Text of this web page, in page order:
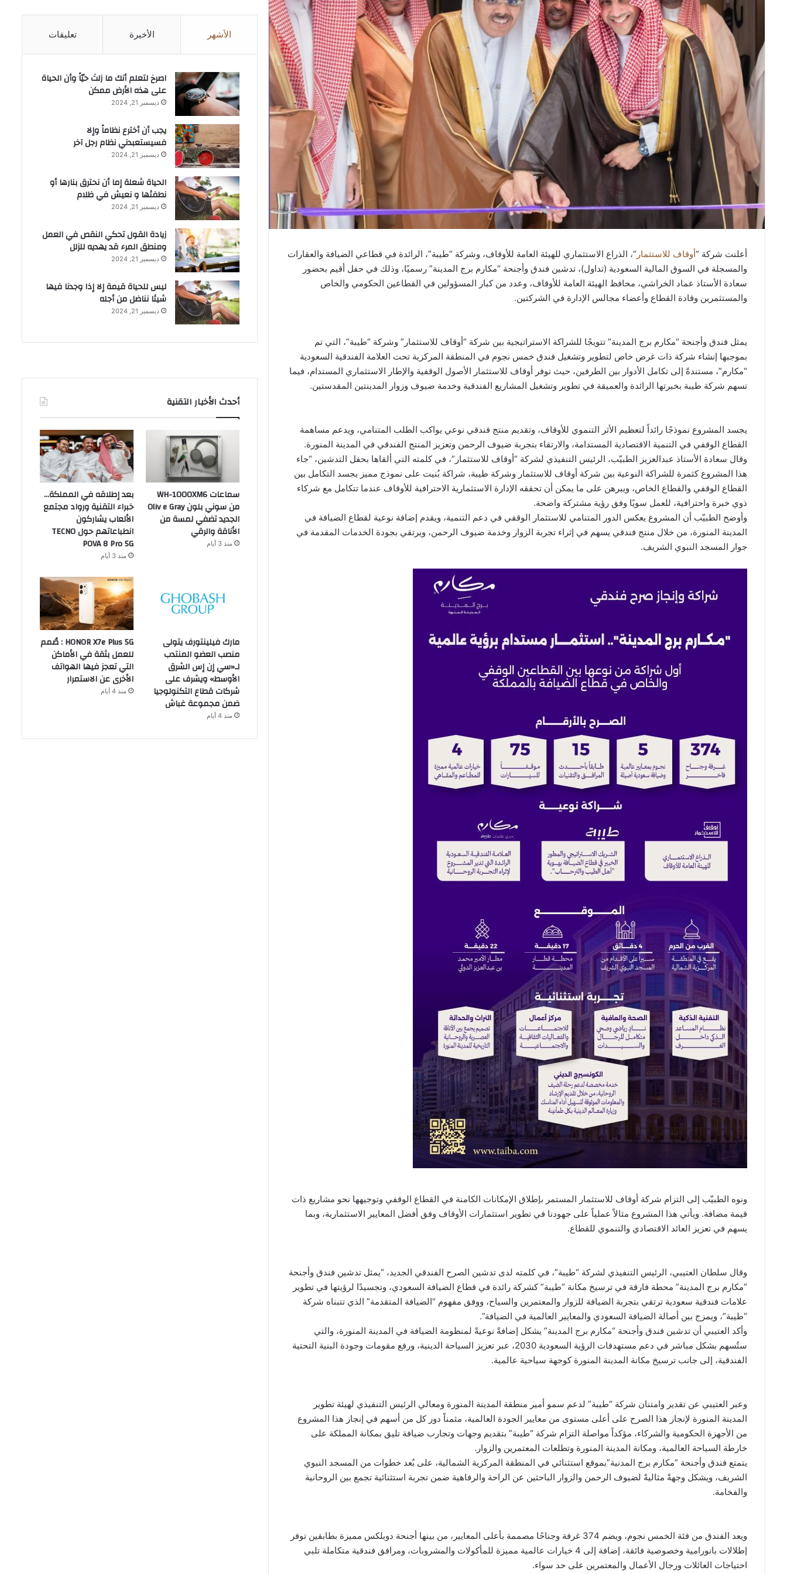
أعلنت شركة “أوقاف للاستثمار “، الذراع الاستثماري للهيئة العامة للأوقاف، وشركة “طيبة”، الرائدة في قطاعي الضيافة والعقارات
والمسجلة في السوق المالية السعودية (تداول)، تدشين فندق وأجنحة “مكارم برج المدينة” رسميًا، وذلك في حفل أقيم بحضور
سعادة الأستاذ عماد الخراشي، محافظ الهيئة العامة للأوقاف، وعدد من كبار المسؤولين في القطاعين الحكومي والخاص
والمستثمرين وقادة القطاع وأعضاء مجالس الإدارة في الشركتين.
يمثل فندق وأجنحة “مكارم برج المدينة” تتويجًا للشراكة الاستراتيجية بين شركة “أوقاف للاستثمار” وشركة “طيبة”، التي تم
بموجبها إنشاء شركة ذات غرض خاص لتطوير وتشغيل فندق خمس نجوم في المنطقة المركزية تحت العلامة الفندقية السعودية
“مكارم”، مستندةً إلى تكامل الأدوار بين الطرفين، حيث توفر أوقاف للاستثمار الأصول الوقفية والإطار الاستثماري المستدام، فيما
تسهم شركة طيبة بخبرتها الرائدة والعميقة في تطوير وتشغيل المشاريع الفندقية وخدمة ضيوف وزوار المدينتين المقدستين.
يجسد المشروع نموذجًا رائداً لتعظيم الأثر التنموي للأوقاف، وتقديم منتج فندقي نوعي يواكب الطلب المتنامي، ويدعم مساهمة
القطاع الوقفي في التنمية الاقتصادية المستدامة، والارتقاء بتجربة ضيوف الرحمن وتعزيز المنتج الفندقي في المدينة المنورة.
وقال سعادة الأستاذ عبدالعزيز الطبيّب، الرئيس التنفيذي لشركة “أوقاف للاستثمار”، في كلمته التي ألقاها بحفل التدشين، “جاء
هذا المشروع كثمرة للشراكة النوعية بين شركة أوقاف للاستثمار وشركة طيبة، شراكة بُنيت على نموذج مميز يجسد التكامل بين
القطاع الوقفي والقطاع الخاص، ويبرهن على ما يمكن أن تحققه الإدارة الاستثمارية الاحترافية للأوقاف عندما تتكامل مع شركاء
ذوي خبرة واحترافية، للعمل سويًا وفق رؤية مشتركة واضحة.
وأوضح الطبيّب أن المشروع يعكس الدور المتنامي للاستثمار الوقفي في دعم التنمية، ويقدم إضافة نوعية لقطاع الضيافة في
المدينة المنورة، من خلال منتج فندقي يسهم في إثراء تجربة الزوار وخدمة ضيوف الرحمن، ويرتقي بجودة الخدمات المقدمة في
جوار المسجد النبوي الشريف.
ونوه الطبيّب إلى التزام شركة أوقاف للاستثمار المستمر بإطلاق الإمكانات الكامنة في القطاع الوقفي وتوجيهها نحو مشاريع ذات
قيمة مضافة. ويأتي هذا المشروع مثالاً عملياً على جهودنا في تطوير استثمارات الأوقاف وفق أفضل المعايير الاستثمارية، وبما
يسهم في تعزيز العائد الاقتصادي والتنموي للقطاع.
وقال سلطان العتيبي، الرئيس التنفيذي لشركة “طيبة”، في كلمته لدى تدشين الصرح الفندقي الجديد، “يمثل تدشين فندق وأجنحة
“مكارم برج المدينة” محطة فارقة في ترسيخ مكانة “طيبة” كشركة رائدة في قطاع الضيافة السعودي، وتجسيدًا لرؤيتها في تطوير
علامات فندقية سعودية ترتقي بتجربة الضيافة للزوار والمعتمرين والسياح، ووفق مفهوم “الضيافة المتقدمة” الذي تتبناه شركة
“طيبة”، ويمزج بين أصالة الضيافة السعودي والمعايير العالمية في الضيافة”.
وأكد العتيبي أن تدشين فندق وأجنحة “مكارم برج المدينة” يشكل إضافةً نوعيةً لمنظومة الضيافة في المدينة المنورة، والتي
ستُسهم بشكل مباشر في دعم مستهدفات الرؤية السعودية 2030، عبر تعزيز السياحة الدينية، ورفع مقومات وجودة البنية التحتية
الفندقية، إلى جانب ترسيخ مكانة المدينة المنورة كوجهة سياحية عالمية.
وعبر العتيبي عن تقدير وامتنان شركة “طيبة” لدعم سمو أمير منطقة المدينة المنورة ومعالي الرئيس التنفيذي لهيئة تطوير
المدينة المنورة لإنجاز هذا الصرح على أعلى مستوى من معايير الجودة العالمية، مثمناً دور كل من أسهم في إنجاز هذا المشروع
من الأجهزة الحكومية والشركاء، مؤكداً مواصلة التزام شركة “طيبة” بتقديم وجهات وتجارب ضيافة تليق بمكانة المملكة على
خارطة السياحة العالمية، ومكانة المدينة المنورة وتطلعات المعتمرين والزوار.
يتمتع فندق وأجنحة “مكارم برج المدنية”بموقع استثنائي في المنطقة المركزية الشمالية، على بُعد خطوات من المسجد النبوي
الشريف، ويشكل وجهةً مثاليةً لضيوف الرحمن والزوار الباحثين عن الراحة والرفاهية ضمن تجربة استثنائية تجمع بين الروحانية
والفخامة.
ويعد الفندق من فئة الخمس نجوم، ويضم 374 غرفة وجناحًا مصممة بأعلى المعايير، من بينها أجنحة دوبلكس مميزة بطابقين توفر
إطلالات بانورامية وخصوصية فائقة، إضافة إلى 4 خيارات عالمية مميزة للمأكولات والمشروبات، ومرافق فندقية متكاملة تلبي
احتياجات العائلات ورجال الأعمال والمعتمرين على حد سواء.
الأشهر الأخيرة تعليقات
‫اصرخ لتعلم أنك ما زلتَ حيّاً وأن الحياة
على هذه الأرض ممكن
ديسمبر 21, 2024
يجب أن أخترع نظاماً وإلا
فسيستعبدني نظام رجل آخر
ديسمبر 21, 2024
الحياة شعلة إما أن نحترق بنارها أو
نطفئها و نعيش في ظلام
ديسمبر 21, 2024
زيادة القول تحكي النقص في العمل
ومنطق المرء قد يهديه للزلل
ديسمبر 21, 2024
ليس للحياة قيمة إلا إذا وجدنا فيها
شيئا نناضل من أجله
ديسمبر 21, 2024
أحدث الأخبار التقنية
سماعات WH-1000XM6
من سوني بلون Oliv e Gray
الجديد تضفي لمسة من
الأناقة والرقي
منذ 3 أيام
بعد إطلاقه في المملكة…
خبراء التقنية ورواد مجتمع
الألعاب يشاركون
انطباعاتهم حول TECNO
POVA 8 Pro 5G
منذ 3 أيام
مارك فيلينتورف يتولى
منصب العضو المنتدب
لـ«سي إن إس الشرق
الأوسط» ويشرف على
شركات قطاع التكنولوجيا
ضمن مجموعة غباش
منذ 4 أيام
HONOR X7e Plus 5G : صُمم
للعمل بثقة في الأماكن
التي تعجز فيها الهواتف
الأخرى عن الاستمرار
منذ 4 أيام